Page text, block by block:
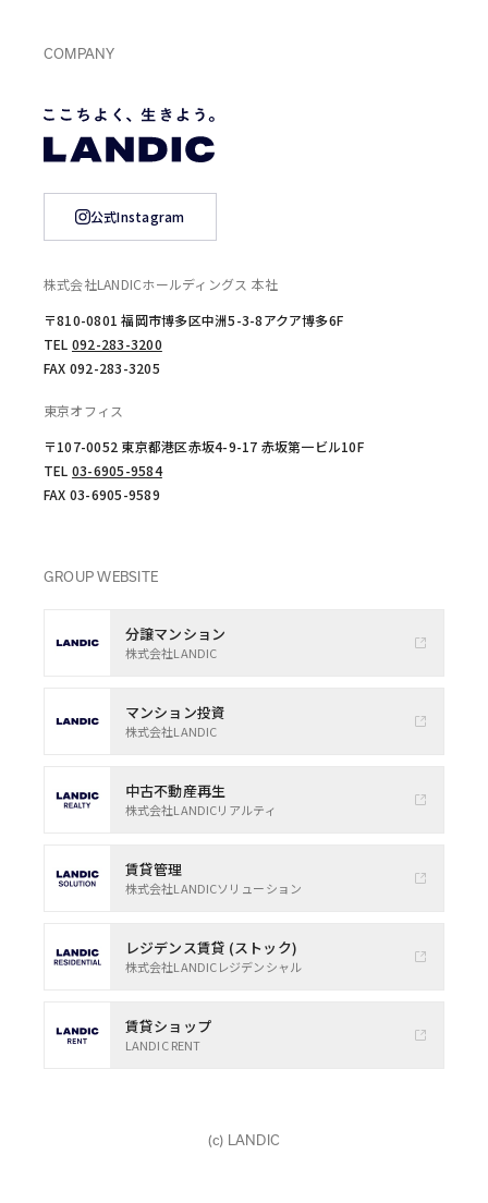
COMPANY
公式Instagram
株式会社LANDICホールディングス 本社
〒810-0801 福岡市博多区中洲5-3-8アクア博多6F
TEL 092-283-3200
FAX 092-283-3205
東京オフィス
〒107-0052 東京都港区赤坂4-9-17 赤坂第一ビル10F
TEL 03-6905-9584
FAX 03-6905-9589
GROUP WEBSITE
分譲マンション
株式会社LANDIC
マンション投資
株式会社LANDIC
中古不動産再生
株式会社LANDICリアルティ
賃貸管理
株式会社LANDICソリューション
レジデンス賃貸 (ストック)
株式会社LANDICレジデンシャル
賃貸ショップ
LANDIC RENT
(c) LANDIC